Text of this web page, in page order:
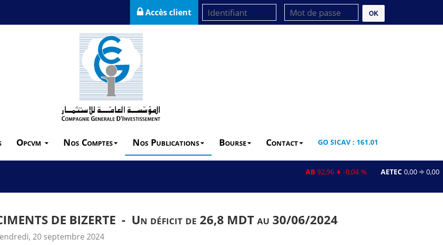
Accès client OK
Opcvm Nos Comptes Nos Publications Bourse Contact GO SICAV : 161.01
AB 92,96 -0,04 % AETEC 0,00 0,00 %
DE BIZERTE - Un déficit de 26,8 MDT au 30/06/2024
20 septembre 2024